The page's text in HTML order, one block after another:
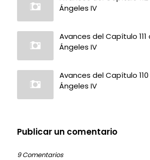
Ángeles IV
Avances del Capítulo
Ángeles IV
Avances del Capítulo
Ángeles IV
Publicar un comentario
9 Comentarios